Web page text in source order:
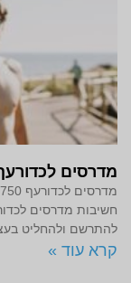
מדרסים
חשיבות מדרסים
להתרשם ולהחליט
קרא עוד »